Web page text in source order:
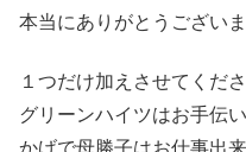
本当にありがとうございま
１つだけ加えさせてくださ
グリーンハイツはお手伝